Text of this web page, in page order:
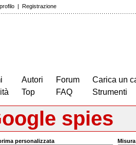
| Registrazione
Autori
Top
Forum
FAQ
Carica un
Strumenti
spies
personalizzata Misura